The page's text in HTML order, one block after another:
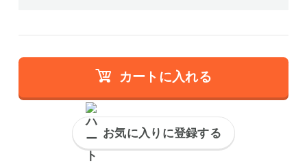
カートに入れる
お気に入りに登録する